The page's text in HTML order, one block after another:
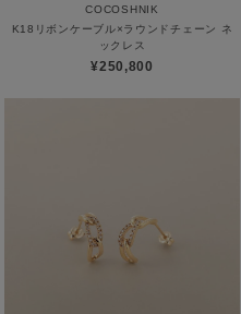
COCOSHNIK
K18リボンケーブル×ラウンドチェーン ネ
ックレス
¥250,800